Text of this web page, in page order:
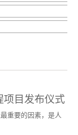
项目发布仪式
重要的因素，是人